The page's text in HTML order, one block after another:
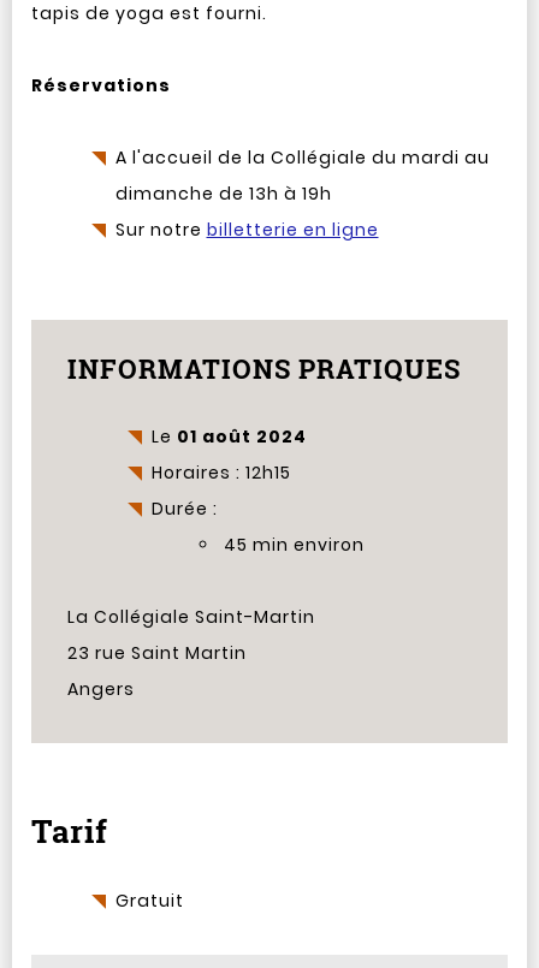
tapis de yoga est fourni.
Réservations
A l'accueil de la Collégiale du mardi au
dimanche de 13h à 19h
Sur notre billetterie en ligne
INFORMATIONS PRATIQUES
Le 01 août 2024
Horaires : 12h15
Durée :
45 min environ
La Collégiale Saint-Martin
23 rue Saint Martin
Angers
Tarif
Gratuit